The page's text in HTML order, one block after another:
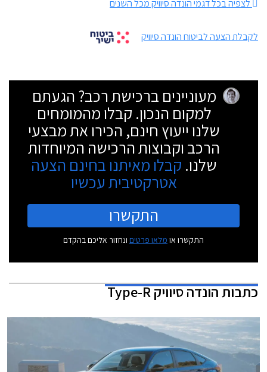
לצפיה בכל דגמי הונדה סיוויק מכל השנים
לקבלת הצעה לביטוח הונדה סיוויק
מעוניינים ברכישת רכב? הגעתם
למקום הנכון. קבלו מהמומחים
שלנו ייעוץ חינם, הכירו את מבצעי
הרכב וקבוצות הרכישה המיוחדות
שלנו. קבלו מאיתנו בחינם הצעה
אטרקטיבית עכשיו
התקשרו
התקשרו או מלאו פרטים ונחזור אליכם בהקדם
כתבותהונדה סיוויק Type-R